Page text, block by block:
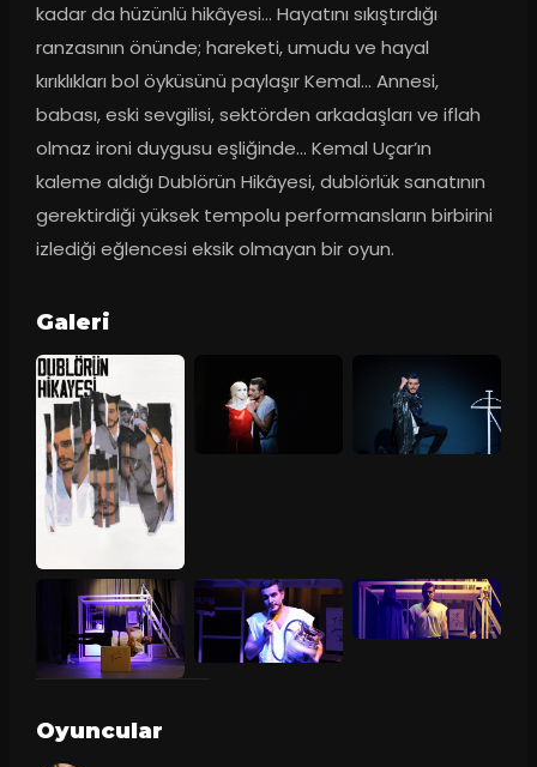
kadar da hüzünlü hikâyesi… Hayatını sıkıştırdığı
ranzasının önünde; hareketi, umudu ve hayal
kırıklıkları bol öyküsünü paylaşır Kemal... Annesi,
babası, eski sevgilisi, sektörden arkadaşları ve iflah
olmaz ironi duygusu eşliğinde… Kemal Uçar’ın
kaleme aldığı Dublörün Hikâyesi, dublörlük sanatının
gerektirdiği yüksek tempolu performansların birbirini
izlediği eğlencesi eksik olmayan bir oyun.
Galeri
Oyuncular